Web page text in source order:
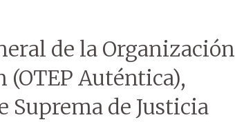
de la Organización
(OTEP Auténtica),
Suprema de Justicia